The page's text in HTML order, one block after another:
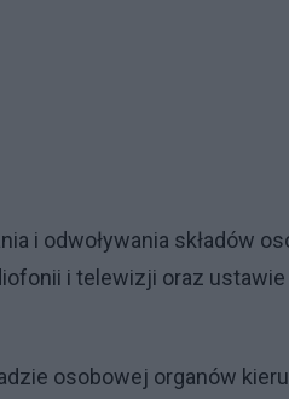
i odwoływania składów
i telewizji oraz
osobowej organów